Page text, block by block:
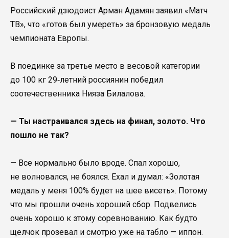
Российский дзюдоист Арман Адамян заявил «Матч
ТВ», что «готов был умереть» за бронзовую медаль
чемпионата Европы.
В поединке за третье место в весовой категории
до 100 кг 29‑летний россиянин победил
соотечественника Нияза Билалова.
— Ты настраивался здесь на финал, золото. Что
пошло не так?
— Все нормально было вроде. Спал хорошо,
не волновался, не боялся. Ехал и думал: «Золотая
медаль у меня 100% будет на шее висеть». Потому
что мы прошли очень хороший сбор. Подвелись
очень хорошо к этому соревнованию. Как будто
щелчок прозевал и смотрю уже на табло — иппон.